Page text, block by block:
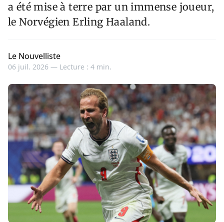
a été mise à terre par un immense joueur,
le Norvégien Erling Haaland.
Le Nouvelliste
06 juil. 2026 — Lecture : 4 min.